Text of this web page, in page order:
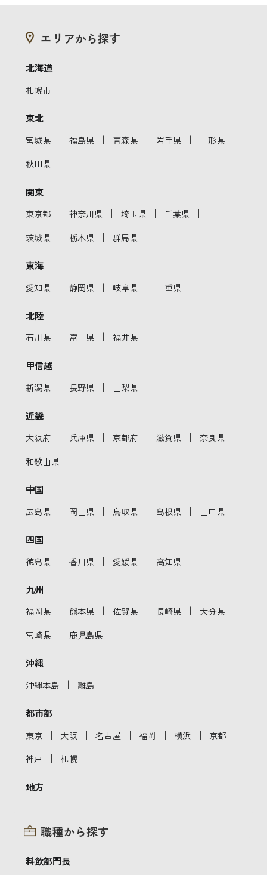
エリアから探す
北海道
札幌市
東北
宮城県 ｜ 福島県 ｜ 青森県 ｜ 岩手県 ｜ 山形県 ｜
秋田県
関東
東京都 ｜ 神奈川県 ｜ 埼玉県 ｜ 千葉県 ｜
茨城県 ｜ 栃木県 ｜ 群馬県
東海
愛知県 ｜ 静岡県 ｜ 岐阜県 ｜ 三重県
北陸
石川県 ｜ 富山県 ｜ 福井県
甲信越
新潟県 ｜ 長野県 ｜ 山梨県
近畿
大阪府 ｜ 兵庫県 ｜ 京都府 ｜ 滋賀県 ｜ 奈良県 ｜
和歌山県
中国
広島県 ｜ 岡山県 ｜ 鳥取県 ｜ 島根県 ｜ 山口県
四国
徳島県 ｜ 香川県 ｜ 愛媛県 ｜ 高知県
九州
福岡県 ｜ 熊本県 ｜ 佐賀県 ｜ 長崎県 ｜ 大分県 ｜
宮崎県 ｜ 鹿児島県
沖縄
沖縄本島 ｜ 離島
都市部
東京 ｜ 大阪 ｜ 名古屋 ｜ 福岡 ｜ 横浜 ｜ 京都 ｜
神戸 ｜ 札幌
地方
職種から探す
料飲部門長